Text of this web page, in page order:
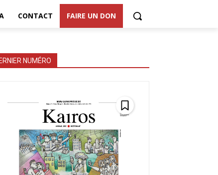
CONTACT FAIRE UN DON
NUMÉRO